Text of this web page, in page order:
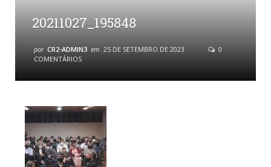
20211027_195848
por CR2-ADMIN3 em 25 DE SETEMBRO DE 2023
0
COMENTÁRIOS